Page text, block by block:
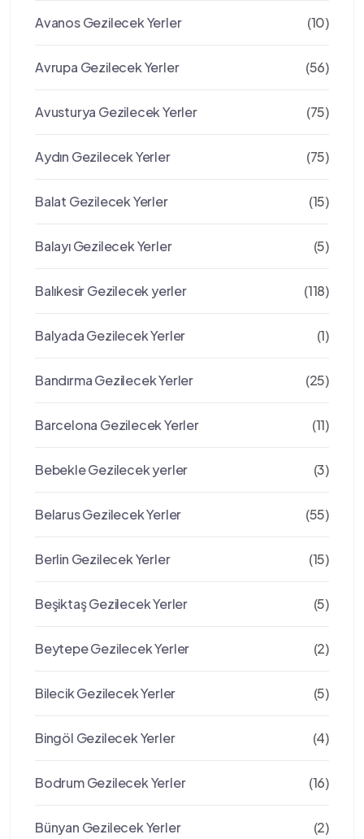
Avanos Gezilecek Yerler (10)
Avrupa Gezilecek Yerler (56)
Avusturya Gezilecek Yerler (75)
Aydın Gezilecek Yerler (75)
Balat Gezilecek Yerler (15)
Balayı Gezilecek Yerler (5)
Balıkesir Gezilecek yerler (118)
Balyada Gezilecek Yerler (1)
Bandırma Gezilecek Yerler (25)
Barcelona Gezilecek Yerler (11)
Bebekle Gezilecek yerler (3)
Belarus Gezilecek Yerler (55)
Berlin Gezilecek Yerler (15)
Beşiktaş Gezilecek Yerler (5)
Beytepe Gezilecek Yerler (2)
Bilecik Gezilecek Yerler (5)
Bingöl Gezilecek Yerler (4)
Bodrum Gezilecek Yerler (16)
Bünyan Gezilecek Yerler (2)